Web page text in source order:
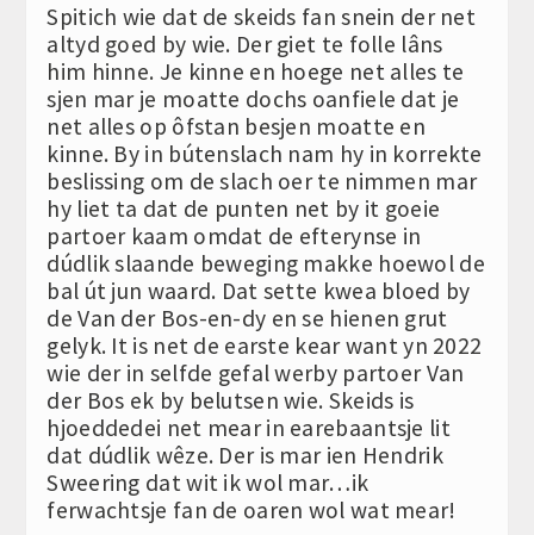
Spitich wie dat de skeids fan snein der net
altyd goed by wie. Der giet te folle lâns
him hinne. Je kinne en hoege net alles te
sjen mar je moatte dochs oanfiele dat je
net alles op ôfstan besjen moatte en
kinne. By in bútenslach nam hy in korrekte
beslissing om de slach oer te nimmen mar
hy liet ta dat de punten net by it goeie
partoer kaam omdat de efterynse in
dúdlik slaande beweging makke hoewol de
bal út jun waard. Dat sette kwea bloed by
de Van der Bos-en-dy en se hienen grut
gelyk. It is net de earste kear want yn 2022
wie der in selfde gefal werby partoer Van
der Bos ek by belutsen wie. Skeids is
hjoeddedei net mear in earebaantsje lit
dat dúdlik wêze. Der is mar ien Hendrik
Sweering dat wit ik wol mar…ik
ferwachtsje fan de oaren wol wat mear!